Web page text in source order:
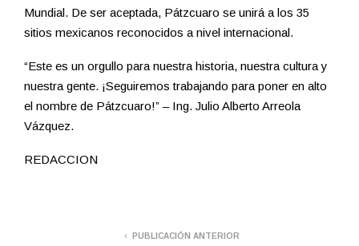
Mundial. De ser aceptada, Pátzcuaro se unirá a los 35
sitios mexicanos reconocidos a nivel internacional.
“Este es un orgullo para nuestra historia, nuestra cultura y
nuestra gente. ¡Seguiremos trabajando para poner en alto
el nombre de Pátzcuaro!” – Ing. Julio Alberto Arreola
Vázquez.
REDACCION
PUBLICACIÓN ANTERIOR